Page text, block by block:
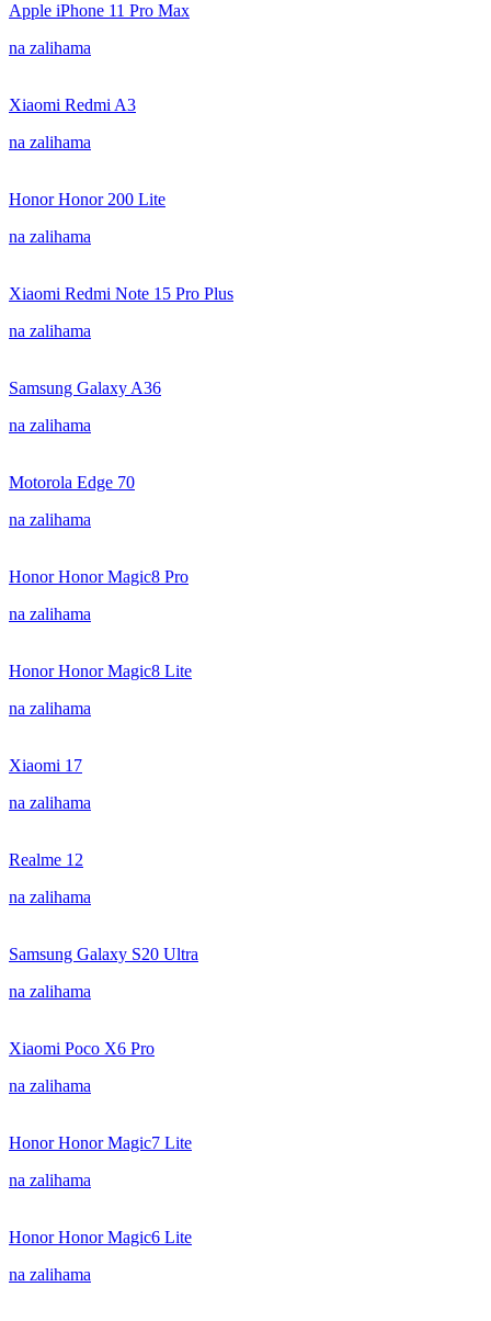
Apple iPhone 11 Pro Max
na zalihama
Xiaomi Redmi A3
na zalihama
Honor Honor 200 Lite
na zalihama
Xiaomi Redmi Note 15 Pro Plus
na zalihama
Samsung Galaxy A36
na zalihama
Motorola Edge 70
na zalihama
Honor Honor Magic8 Pro
na zalihama
Honor Honor Magic8 Lite
na zalihama
Xiaomi 17
na zalihama
Realme 12
na zalihama
Samsung Galaxy S20 Ultra
na zalihama
Xiaomi Poco X6 Pro
na zalihama
Honor Honor Magic7 Lite
na zalihama
Honor Honor Magic6 Lite
na zalihama